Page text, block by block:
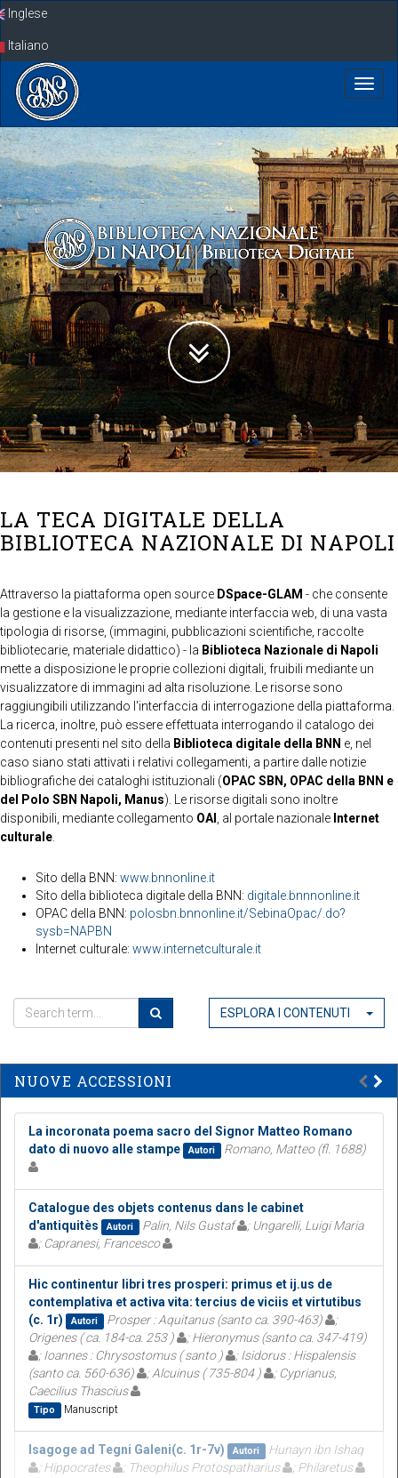
SkipInglese
Italiano
LA TECA DIGITALE DELLA
BIBLIOTECA NAZIONALE DI NAPOLI
Attraverso la piattaforma open source DSpace-GLAM - che consente
la gestione e la visualizzazione, mediante interfaccia web, di una vasta
tipologia di risorse, (immagini, pubblicazioni scientifiche, raccolte
bibliotecarie, materiale didattico) - la Biblioteca Nazionale di Napoli
mette a disposizione le proprie collezioni digitali, fruibili mediante un
visualizzatore di immagini ad alta risoluzione. Le risorse sono
raggiungibili utilizzando l'interfaccia di interrogazione della piattaforma.
La ricerca, inoltre, può essere effettuata interrogando il catalogo dei
contenuti presenti nel sito della Biblioteca digitale della BNN e, nel
caso siano stati attivati i relativi collegamenti, a partire dalle notizie
bibliografiche dei cataloghi istituzionali (OPAC SBN, OPAC della BNN e
del Polo SBN Napoli, Manus). Le risorse digitali sono inoltre
disponibili, mediante collegamento OAI , al portale nazionale Internet
culturale
Sito della BNN: www.bnnonline.it
Sito della biblioteca digitale della BNN: digitale.bnnnonline.it
OPAC della BNN: polosbn.bnnonline.it/SebinaOpac/.do?
sysb=NAPBN
Internet culturale: www.internetculturale.it
ESPLORA I CONTENUTI
NUOVE ACCESSIONI
La incoronata poema sacro del Signor Matteo Romano
dato di nuovo alle stampe
Autori Romano, Matteo (fl. 1688)
Catalogue des objets contenus dans le cabinet
d'antiquitès
Autori Palin, Nils Gustaf
; Ungarelli, Luigi Maria
; Capranesi, Francesco
Hic continentur libri tres prosperi: primus et ij.us de
contemplativa et activa vita: tercius de viciis et virtutibus
(c. 1r)
Autori Prosper : Aquitanus (santo ca. 390-463)
;
Origenes ( ca. 184-ca. 253 )
; Hieronymus (santo ca. 347-419)
; Ioannes : Chrysostomus ( santo )
; Isidorus : Hispalensis
(santo ca. 560-636)
; Alcuinus ( 735-804 )
; Cyprianus,
Caecilius Thascius
Tipo Manuscript
Isagoge ad Tegni Galeni(c. 1r-7v) Autori
Hunayn ibn Ishaq
; Hippocrates
; Theophilus Protospatharius ; Philaretus